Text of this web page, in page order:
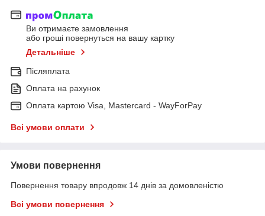
Ви отримаєте замовлення
або гроші повернуться на вашу картку
Детальніше
Післяплата
Оплата на рахунок
Оплата картою Visa, Mastercard - WayForPay
Всі умови оплати
Умови повернення
Повернення товару впродовж 14 днів за домовленістю
Всі умови повернення